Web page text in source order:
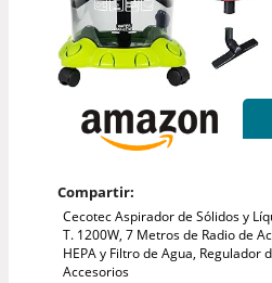
Compartir:
Cecotec Aspirador de Sólidos y
T. 1200W, 7 Metros de Radio de
HEPA y Filtro de Agua, Regulador
Accesorios